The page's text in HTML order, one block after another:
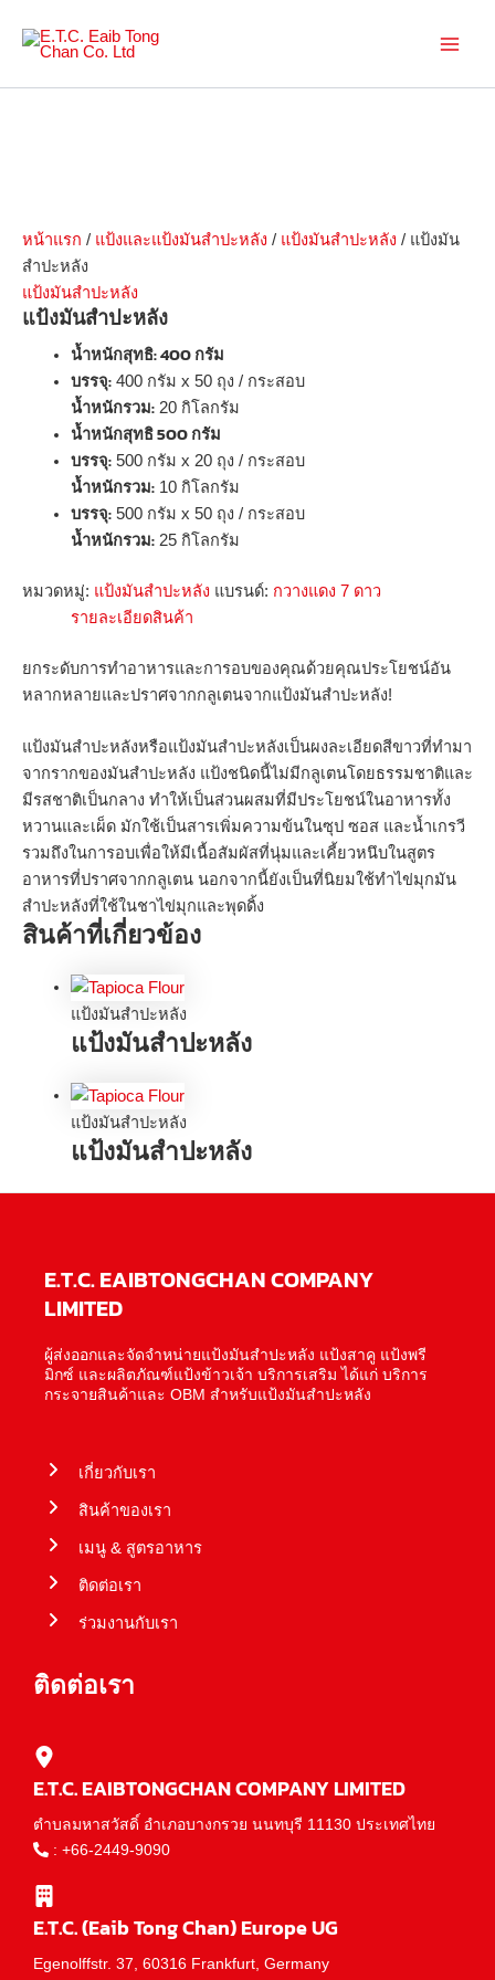
หน้าแรก / แป้งและแป้งมันสำปะหลัง / แป้งมันสำปะหลัง / แป้งมัน
สำปะหลัง
แป้งมันสำปะหลัง
แป้งมันสำปะหลัง
นํ้าหนักสุทธิ: 400 กรัม
บรรจุ:400 กรัม x 50 ถุง / กระสอบ
นํ้าหนักรวม:20 กิโลกรัม
นํ้าหนักสุทธิ 500 กรัม
บรรจุ:500 กรัม x 20 ถุง / กระสอบ
นํ้าหนักรวม:10 กิโลกรัม
บรรจุ:500 กรัม x 50 ถุง / กระสอบ
นํ้าหนักรวม:25 กิโลกรัม
หมวดหมู่: แป้งมันสำปะหลัง แบรนด์: กวางแดง 7 ดาว
รายละเอียดสินค้า
ยกระดับการทำอาหารและการอบของคุณด้วยคุณประโยชน์อัน
หลากหลายและปราศจากกลูเตนจากแป้งมันสำปะหลัง!
แป้งมันสำปะหลังหรือแป้งมันสำปะหลังเป็นผงละเอียดสีขาวที่ทำมา
จากรากของมันสำปะหลัง แป้งชนิดนี้ไม่มีกลูเตนโดยธรรมชาติและ
มีรสชาติเป็นกลาง ทำให้เป็นส่วนผสมที่มีประโยชน์ในอาหารทั้ง
หวานและเผ็ด มักใช้เป็นสารเพิ่มความข้นในซุป ซอส และน้ำเกรวี
รวมถึงในการอบเพื่อให้มีเนื้อสัมผัสที่นุ่มและเคี้ยวหนึบในสูตร
อาหารที่ปราศจากกลูเตน นอกจากนี้ยังเป็นที่นิยมใช้ทำไข่มุกมัน
สำปะหลังที่ใช้ในชาไข่มุกและพุดดิ้ง
สินค้าที่เกี่ยวข้อง
แป้งมันสำปะหลัง
แป้งมันสำปะหลัง
แป้งมันสำปะหลัง
แป้งมันสำปะหลัง
E.T.C. EAIBTONGCHAN COMPANY
LIMITED
ผู้ส่งออกและจัดจำหน่ายแป้งมันสำปะหลัง แป้งสาคู แป้งพรี
มิกซ์ และผลิตภัณฑ์แป้งข้าวเจ้า บริการเสริม ได้แก่ บริการ
กระจายสินค้าและ OBM สำหรับแป้งมันสำปะหลัง
เกี่ยวกับเรา
สินค้าของเรา
เมนู & สูตรอาหาร
ติดต่อเรา
ร่วมงานกับเรา
ติดต่อเรา
E.T.C. EAIBTONGCHAN COMPANY LIMITED
ตำบลมหาสวัสดิ์ อำเภอบางกรวย นนทบุรี 11130 ประเทศไทย
: +66-2449-9090
E.T.C. (Eaib Tong Chan) Europe UG
Egenolffstr. 37, 60316 Frankfurt, Germany